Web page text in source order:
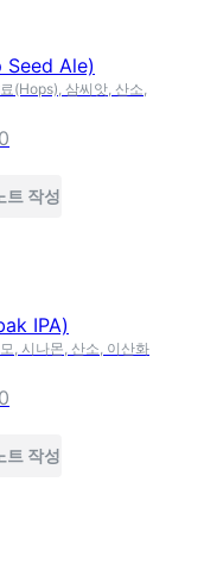
Seed Ale)
(Hops), 삼씨앗, 산소,
0
트 작성
IPA)
, 시나몬, 산소, 이산화
0
트 작성